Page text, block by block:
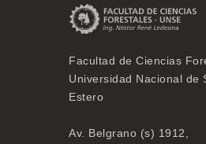
Facultad de Ciencias
Universidad Nacional de
Estero
Av. Belgrano (s) 1912,